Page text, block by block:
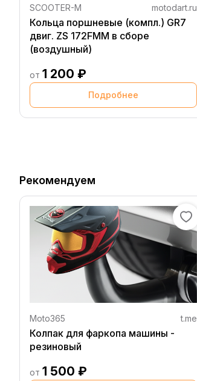
SCOOTER-M motodart.ru
Кольца поршневые (компл.) GR7
двиг. ZS 172FMM в сборе
(воздушный)
от 1 200 ₽
Подробнее
Рекомендуем
Moto365 t.me
Колпак для фаркопа машины -
резиновый
от 1 500 ₽